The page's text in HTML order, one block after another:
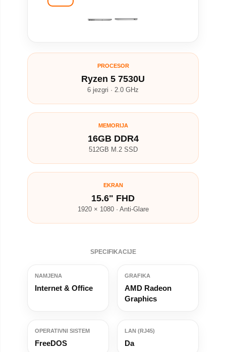
PROCESOR
Ryzen 5 7530U
6 jezgri · 2.0 GHz
MEMORIJA
16GB DDR4
512GB M.2 SSD
EKRAN
15.6" FHD
1920 × 1080 · Anti-Glare
SPECIFIKACIJE
NAMJENA
Internet & Office
GRAFIKA
AMD Radeon
Graphics
OPERATIVNI SISTEM
FreeDOS
LAN (RJ45)
Da